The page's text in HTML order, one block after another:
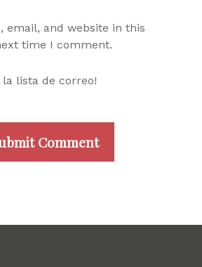
email, and website in this
time I comment.
la lista de correo!